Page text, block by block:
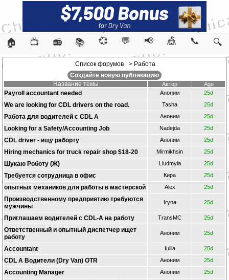
🏠 📺 📻 📚 💞 💬 📢 🎪 📞 🔍
Список форумов
> Работа
Создайте новую публикацию
Название темы
Автор Ago
Payroll accountant needed Аноним 25d
We are looking for CDL drivers on the road. Tasha 25d
Работа для водителей с CDL A Аноним 25d
Looking for a Safety/Accounting Job Nadejda 25d
CDL driver - ищу раборту Аноним 25d
Hiring mechanics for truck repair shop $18-20 Mirmikhsin 25d
Шукаю Роботу (Ж) Liudmyla 25d
Требуется сотрудница в офис Кира 25d
опытных механиков для работы в мастерской Alex 25d
Производственному предприятию требуются
мужчины
Iryna 25d
Приглашаем водителей с CDL-A на работу TransMC 25d
Ответственный и опытный диспетчер ищет
работу
Аноним 25d
Accountant Iuliia 25d
CDL A Водители (Dry Van) OTR Аноним 25d
Accounting Manager Аноним 25d